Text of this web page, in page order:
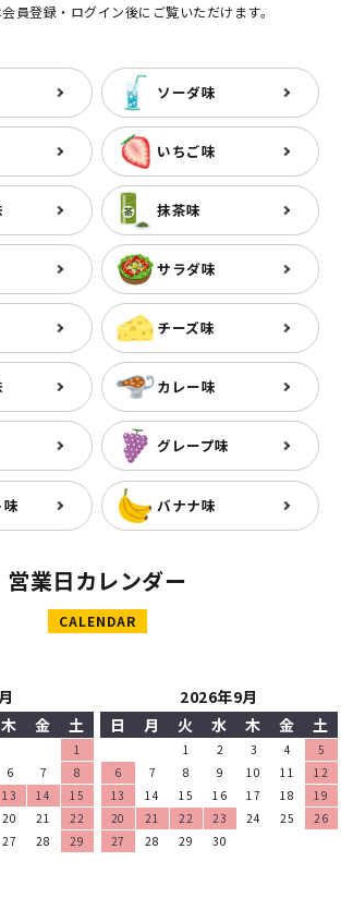
員登録・ログイン後にご覧いただけます。
ソーダ味
いちご味
抹茶味
サラダ味
チーズ味
カレー味
グレープ味
バナナ味
営業日カレンダー
CALENDAR
木 金 土
1
6 7
8
13 14
15
20 21
22
27 28
29
2026年9月
日
月 火 水 木 金 土
1 2 3 4
5
6
7 8 9 10 11
12
13
14 15 16 17 18
19
20
21 22 23 24 25
26
27
28 29 30